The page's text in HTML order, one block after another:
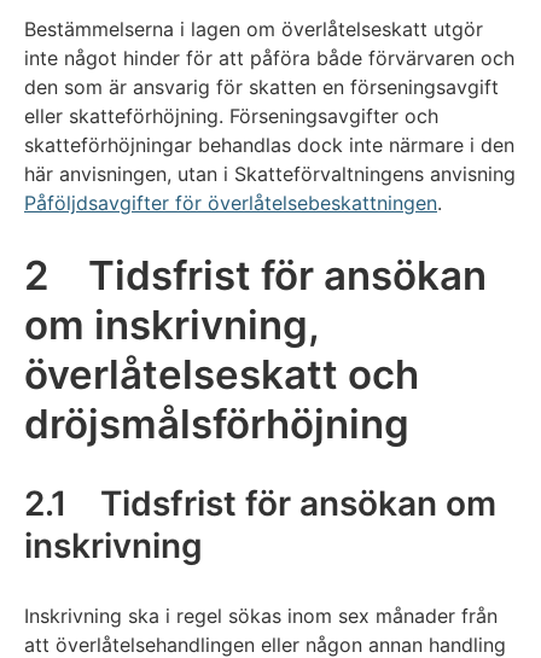
Bestämmelserna i lagen om överlåtelseskatt utgör
inte något hinder för att påföra både förvärvaren och
den som är ansvarig för skatten en förseningsavgift
eller skatteförhöjning. Förseningsavgifter och
skatteförhöjningar behandlas dock inte närmare i den
här anvisningen, utan i Skatteförvaltningens anvisning
Påföljdsavgifter för överlåtelsebeskattningen.
2 Tidsfrist för ansökan
om inskrivning,
överlåtelseskatt och
dröjsmålsförhöjning
2.1 Tidsfrist för ansökan om
inskrivning
Inskrivning ska i regel sökas inom sex månader från
att överlåtelsehandlingen eller någon annan handling